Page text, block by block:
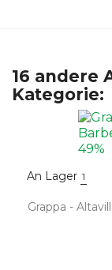
16 andere
Kategorie:
An Lager 1
Grappa -